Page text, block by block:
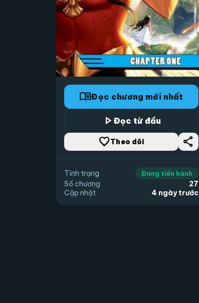
menu_bookĐọc chương mới nhất
play_arrow Đọc từ đầu
favorite_borderTheo dõi share
Tình trạng Đang tiến hành
Số chương
27
Cập nhật
4 ngày trước